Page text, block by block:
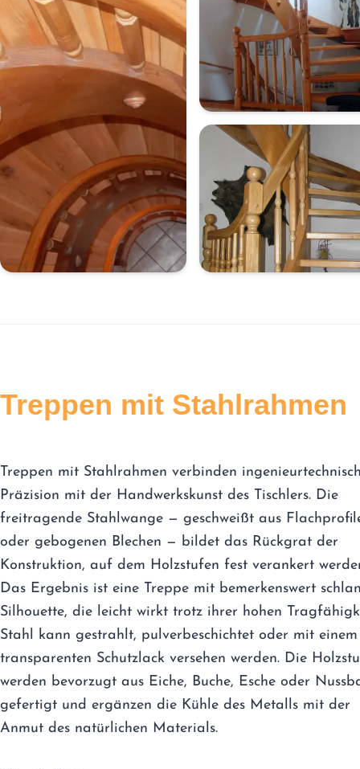
Treppen mit Stahlrahmen
Treppen mit Stahlrahmen verbinden
Präzision mit der Handwerkskunst des Tischlers. Die
freitragende Stahlwange — geschweißt aus
oder gebogenen Blechen — bildet das Rückgrat der
Konstruktion, auf dem Holzstufen fest verankert
Das Ergebnis ist eine Treppe mit bemerkenswert
Silhouette, die leicht wirkt trotz ihrer hohen
Stahl kann gestrahlt, pulverbeschichtet oder mit einem
transparenten Schutzlack versehen werden. Die
werden bevorzugt aus Eiche, Buche, Esche oder
gefertigt und ergänzen die Kühle des Metalls mit der
Anmut des natürlichen Materials.